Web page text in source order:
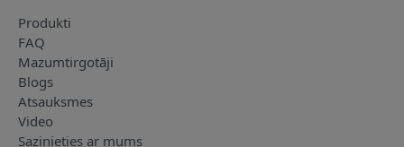
Produkti
FAQ
Mazumtirgotāji
Blogs
Atsauksmes
Video
Sazinieties ar mums